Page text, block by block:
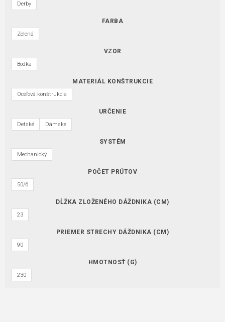
Derby
FARBA
Zelená
VZOR
Bodka
MATERIÁL KONŠTRUKCIE
Oceľová konštrukcia
URČENIE
Detské Dámske
SYSTÉM
Mechanický
POČET PRÚTOV
50/6
DĹŽKA ZLOŽENÉHO DÁŽDNIKA (CM)
23
PRIEMER STRECHY DÁŽDNIKA (CM)
90
HMOTNOSŤ (G)
230